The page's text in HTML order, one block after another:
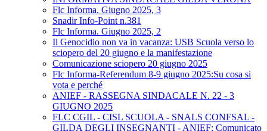
Flc Informa. Giugno 2025, 3
Snadir Info-Point n.381
Flc Informa. Giugno 2025, 2
Il Genocidio non va in vacanza: USB Scuola verso lo
sciopero del 20 giugno e la manifestazione
Comunicazione sciopero 20 giugno 2025
Flc Informa-Referendum 8-9 giugno 2025:Su cosa si
vota e perché
ANIEF - RASSEGNA SINDACALE N. 22 - 3
GIUGNO 2025
FLC CGIL - CISL SCUOLA - SNALS CONFSAL -
GILDA DEGLI INSEGNANTI - ANIEF: Comunicato